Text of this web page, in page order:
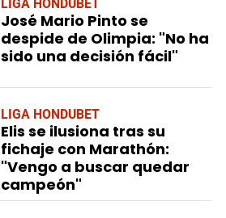
LIGA HONDUBET
José Mario Pinto se
despide de Olimpia: "No ha
sido una decisión fácil"
LIGA HONDUBET
Elis se ilusiona tras su
fichaje con Marathón:
"Vengo a buscar quedar
campeón"